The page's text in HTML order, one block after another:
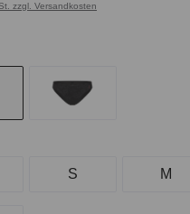
zzgl. Versandkosten
S M